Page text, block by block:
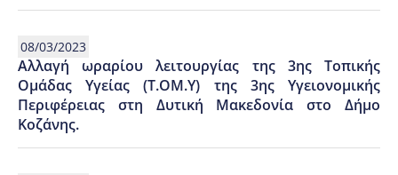
08/03/2023
Αλλαγή ωραρίου λειτουργίας της 3ης Τοπικής
Ομάδας Υγείας (Τ.ΟΜ.Υ) της 3ης Υγειονομικής
Περιφέρειας στη Δυτική Μακεδονία στο Δήμο
Κοζάνης.